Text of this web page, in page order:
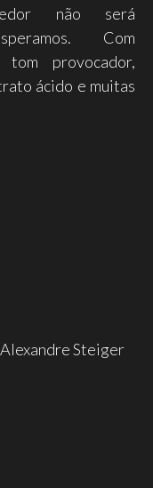
não será
Com
provocador,
ácido e muitas
Steiger